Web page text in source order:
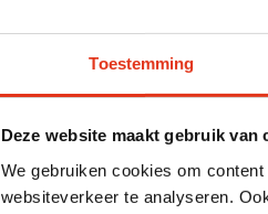
Toestemming
Deze website maakt gebruik van
We gebruiken cookies om
websiteverkeer te analyseren.